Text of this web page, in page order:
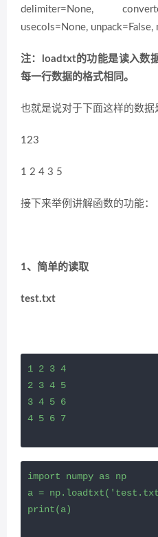
delimiter=None,
usecols=None, unpack=False,
注：loadtxt的功能是读入数
每一行数据的格式相同。
也就是说对于下面这样的数据
123
1 2 4 3 5
接下来举例讲解函数的功能：
1、简单的读取
test.txt
1 2 3 4
2 3 4 5
3 4 5 6
4 5 6 7
import numpy as np
a =
print(a)